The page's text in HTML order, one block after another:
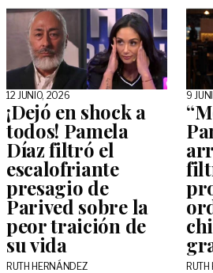
12 JUNIO, 2026
¡Dejó en shock a
todos! Pamela
Díaz filtró el
escalofriante
presagio de
Parived sobre la
peor traición de
su vida
RUTH HERNÁNDEZ
9